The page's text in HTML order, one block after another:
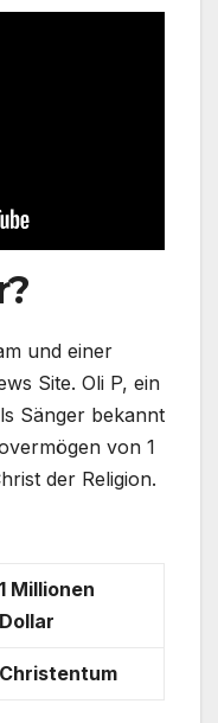
und einer
Site. Oli P, ein
Sänger bekannt
von 1
der Religion.
1 Millionen
Dollar
Christentum